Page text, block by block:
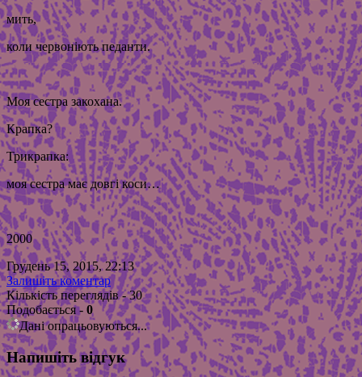
мить,
коли червоніють педанти.
Моя сестра закохана.
Крапка?
Трикрапка:
моя сестра має довгі коси…
2000
Грудень 15, 2015, 22:13
Залишіть коментар
Кількість переглядів - 30
Подобається- 0
Дані опрацьовуються...
Напишіть відгук